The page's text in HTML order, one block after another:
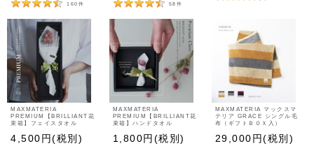
160 件 58 件
MAXMATERIA
PREMIUM【BRILLIANT花
束箱】フェイスタオル
4,500円(税別)
MAXMATERIA
PREMIUM【BRILLIANT花
束箱】ハンドタオル
1,800円 (税別)
MAXMATERIA マックスマ
テリア GRACE シングル毛
布（ギフトＢＯＸ入）
29,000円(税別)